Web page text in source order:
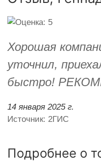
Хорошая
уточнил,
быстро!
14 января 2025 г.
Источник: 2ГИС
Подробнее о